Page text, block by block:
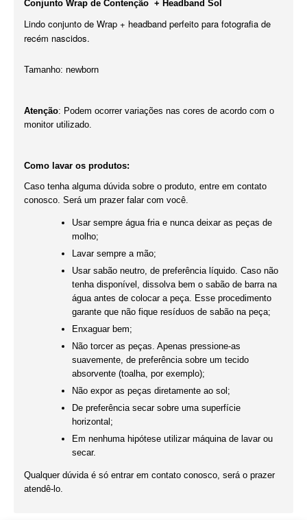
Conjunto Wrap de Contenção + Headband Sol
Lindo conjunto de Wrap + headband perfeito para fotografia de
recém nascidos.
Tamanho: newborn
Atenção: Podem ocorrer variações nas cores de acordo com o
monitor utilizado.
Como lavar os produtos:
Caso tenha alguma dúvida sobre o produto, entre em contato
conosco. Será um prazer falar com você.
Usar sempre água fria e nunca deixar as peças de
molho;
Lavar sempre a mão;
Usar sabão neutro, de preferência líquido. Caso não
tenha disponível, dissolva bem o sabão de barra na
água antes de colocar a peça. Esse procedimento
garante que não fique resíduos de sabão na peça;
Enxaguar bem;
Não torcer as peças. Apenas pressione-as
suavemente, de preferência sobre um tecido
absorvente (toalha, por exemplo);
Não expor as peças diretamente ao sol;
De preferência secar sobre uma superfície
horizontal;
Em nenhuma hipótese utilizar máquina de lavar ou
secar.
Qualquer dúvida é só entrar em contato conosco, será o prazer
atendê-lo.